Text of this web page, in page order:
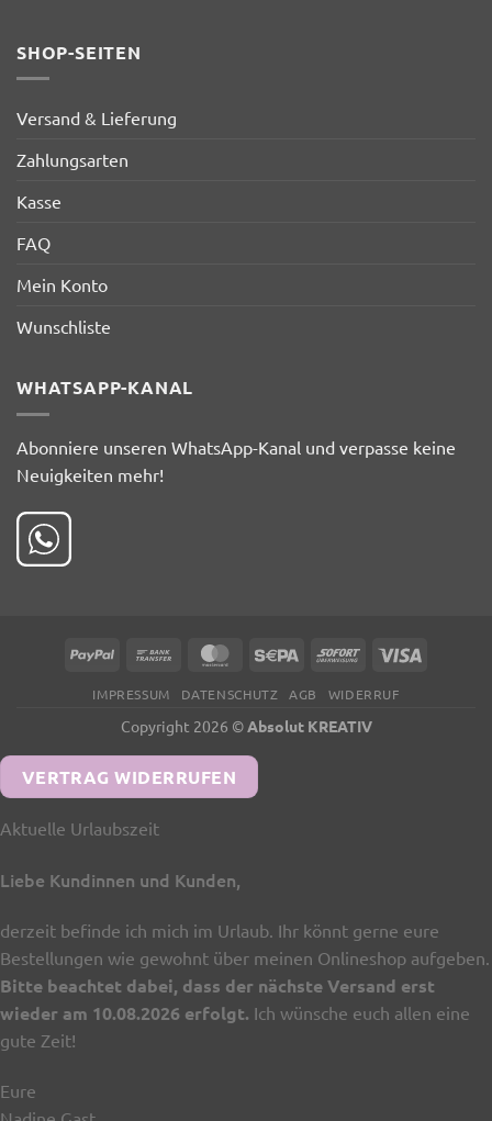
SHOP-SEITEN
Versand & Lieferung
Zahlungsarten
Kasse
FAQ
Mein Konto
Wunschliste
WHATSAPP-KANAL
Abonniere unseren WhatsApp-Kanal und verpasse keine
Neuigkeiten mehr!
PayPal
Bank
MasterCardSepa Sofort
IMPRESSUM DATENSCHUTZ AGB WIDERRUF
Copyright 2026 ©Absolut KREATIV
VERTRAG WIDERRUFEN
Aktuelle Urlaubszeit
Liebe Kundinnen und Kunden,
derzeit befinde ich mich im Urlaub. Ihr könnt gerne eure
Bestellungen wie gewohnt über meinen Onlineshop aufgeben.
Bitte beachtet dabei, dass der nächste Versand erst
wieder am 10.08.2026 erfolgt. Ich wünsche euch allen eine
gute Zeit!
Eure